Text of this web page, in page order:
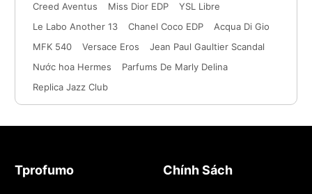
Creed Aventus
Miss Dior EDP
YSL Libre
Le Labo Another 13
Chanel Coco EDP
Acqua Di Gio
MFK 540
Versace Eros
Jean Paul Gaultier Scandal
Nước hoa Hermes
Parfums De Marly Delina
Replica Jazz Club
Tprofumo Chính Sách